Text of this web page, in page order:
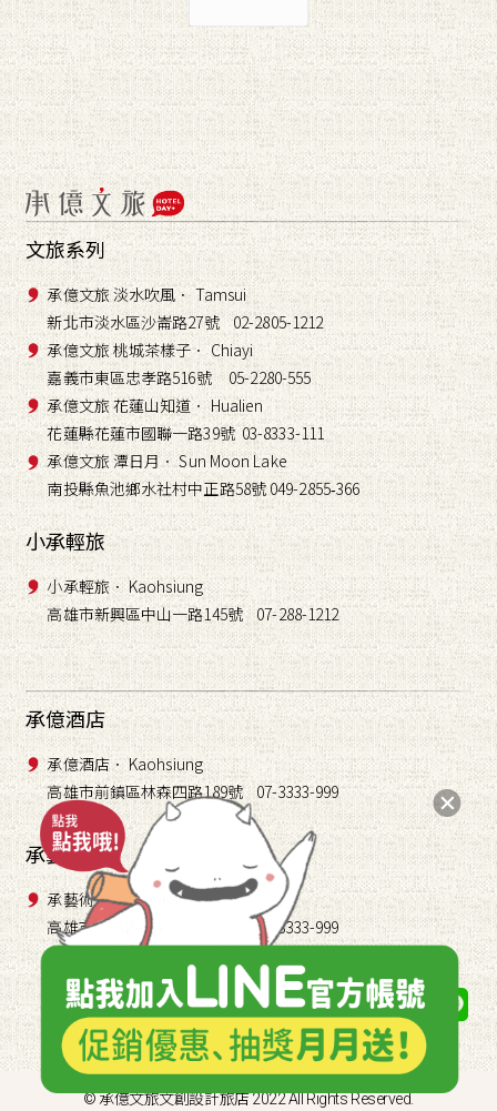
文旅系列
承億文旅 淡水吹風． Tamsui
新北市淡水區沙崙路27號 02-2805-1212
承億文旅 桃城茶樣子． Chiayi
嘉義市東區忠孝路516號 05-2280-555
承億文旅 花蓮山知道． Hualien
花蓮縣花蓮市國聯一路39號 03-8333-111
承億文旅 潭日月． Sun Moon Lake
南投縣魚池鄉水社村中正路58號 049-2855-366
小承輕旅
小承輕旅． Kaohsiung
高雄市新興區中山一路145號 07-288-1212
承億酒店
承億酒店． Kaohsiung
高雄市前鎮區林森四路189號 07-3333-999
承藝術
承藝術． TAI Gallery
高雄市前鎮區林森四路189號 07-3333-999
關注我們
© 承億文旅文創設計旅店 2022 All Rights Reserved.